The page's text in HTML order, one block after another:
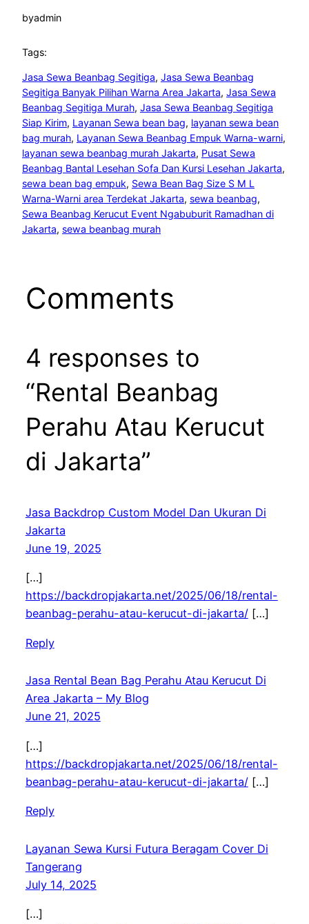
byadmin
Tags:
Jasa Sewa Beanbag Segitiga, Jasa Sewa Beanbag
Segitiga Banyak Pilihan Warna Area Jakarta, Jasa Sewa
Beanbag Segitiga Murah, Jasa Sewa Beanbag Segitiga
Siap Kirim, Layanan Sewa bean bag, layanan sewa bean
bag murah, Layanan Sewa Beanbag Empuk Warna-warni
layanan sewa beanbag murah Jakarta, Pusat Sewa
Beanbag Bantal Lesehan Sofa Dan Kursi Lesehan Jakarta
sewa bean bag empuk, Sewa Bean Bag Size S M L
Warna-Warni area Terdekat Jakarta, sewa beanbag
Sewa Beanbag Kerucut Event Ngabuburit Ramadhan di
Jakarta, sewa beanbag murah
Comments
4 responses to
“Rental Beanbag
Perahu Atau Kerucut
di Jakarta”
Jasa Backdrop Custom Model Dan Ukuran Di
Jakarta
June 19, 2025
[…]
https://backdropjakarta.net/2025/06/18/rental-
beanbag-perahu-atau-kerucut-di-jakarta/[…]
Reply
Jasa Rental Bean Bag Perahu Atau Kerucut Di
Area Jakarta – My Blog
June 21, 2025
[…]
https://backdropjakarta.net/2025/06/18/rental-
beanbag-perahu-atau-kerucut-di-jakarta/[…]
Reply
Layanan Sewa Kursi Futura Beragam Cover Di
Tangerang
July 14, 2025
[…]